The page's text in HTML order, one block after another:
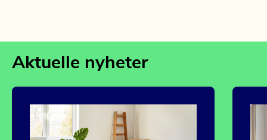
Aktuelle nyheter